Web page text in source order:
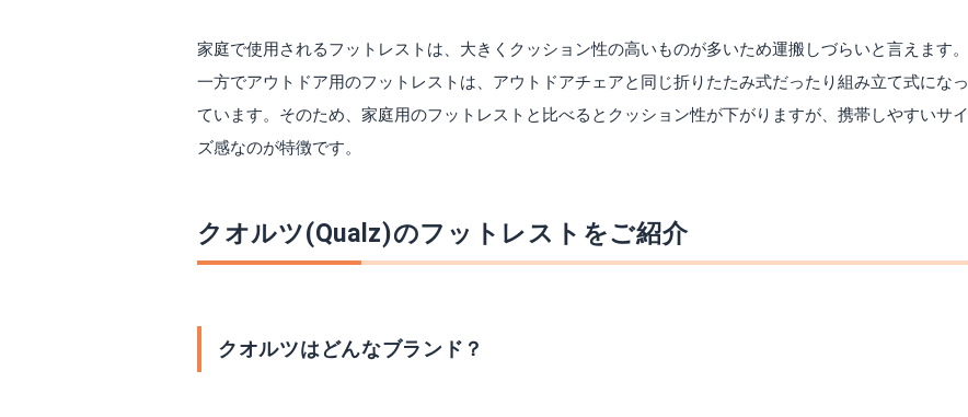
家庭で使用されるフットレストは、大きくクッション性の高いものが多いため運搬しづらいと言えます。
一方でアウトドア用のフットレストは、アウトドアチェアと同じ折りたたみ式だったり組み立て式になっ
ています。そのため、家庭用のフットレストと比べるとクッション性が下がりますが、携帯しやすいサイ
ズ感なのが特徴です。
クオルツ(Qualz)のフットレストをご紹介
クオルツはどんなブランド？